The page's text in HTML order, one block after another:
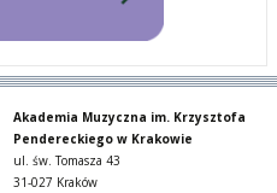
Akademia Muzyczna im. Krzysztofa
Pendereckiego w Krakowie
ul. św. Tomasza 43
31-027 Kraków